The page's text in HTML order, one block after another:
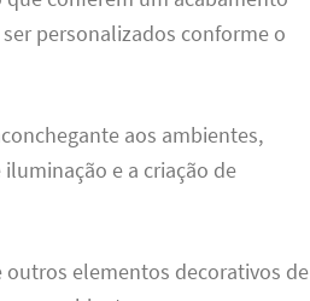
personalizados conforme o
aos ambientes,
e a criação de
outros elementos decorativos de